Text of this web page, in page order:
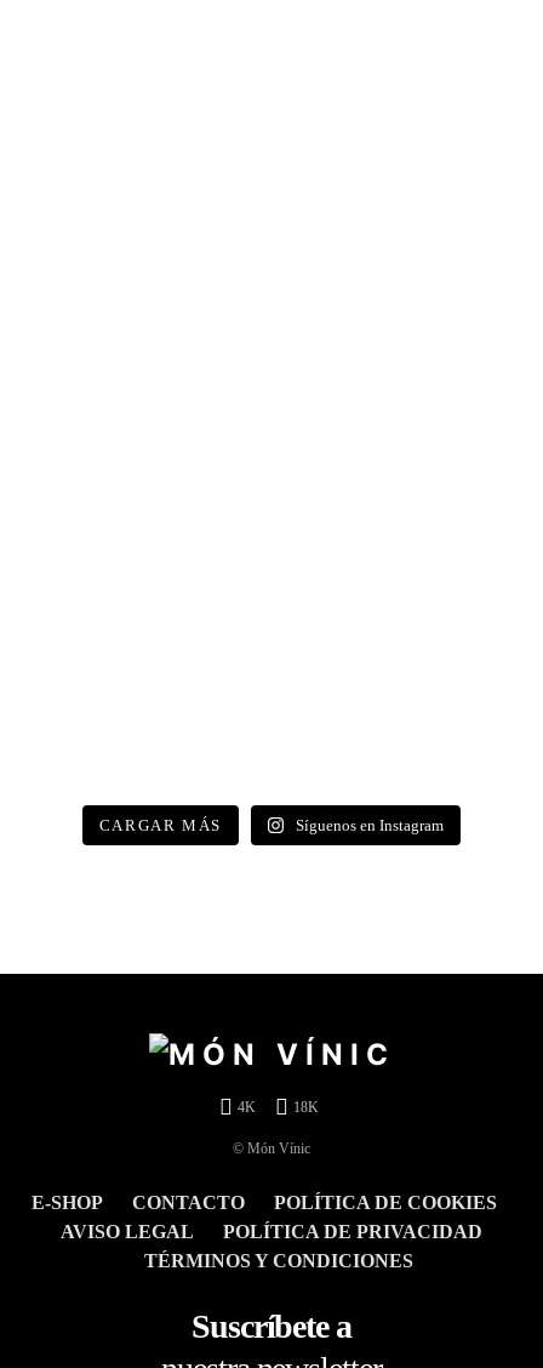
CARGAR MÁS Síguenos en Instagram
4K 18K
© Món Vínic
E-SHOP CONTACTO
POLÍTICA DE COOKIES
AVISO LEGAL
POLÍTICA DE PRIVACIDAD
TÉRMINOS Y CONDICIONES
Suscríbete a